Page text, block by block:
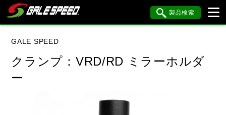
製品検索
GALE SPEED
クランプ：VRD/RD ミラーホルダ
ー